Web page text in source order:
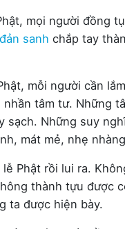
mọi người đồng
sanh chắp tay
mỗi người cần
nhần tâm tư. Những
sạch. Những suy
mát mẻ, nhẹ
lễ Phật rồi lui ra.
thành tựu được
ta được hiện bày.